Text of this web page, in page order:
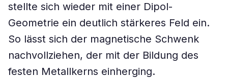
stellte sich wieder mit einer Dipol-
Geometrie ein deutlich stärkeres Feld ein.
So lässt sich der magnetische Schwenk
nachvollziehen, der mit der Bildung des
festen Metallkerns einherging.